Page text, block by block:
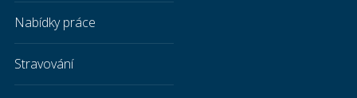
Nabídky práce
Stravování